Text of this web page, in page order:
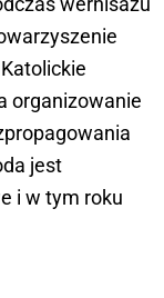
organizowanie
jest
i w tym roku